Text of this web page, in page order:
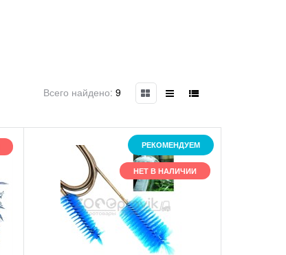
Всего найдено: 9
РЕКОМЕНДУЕМ
НЕТ В НАЛИЧИИ